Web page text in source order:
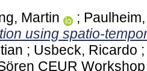
Martin ;
using spatio-
; Usbeck, Ricardo ;
CEUR